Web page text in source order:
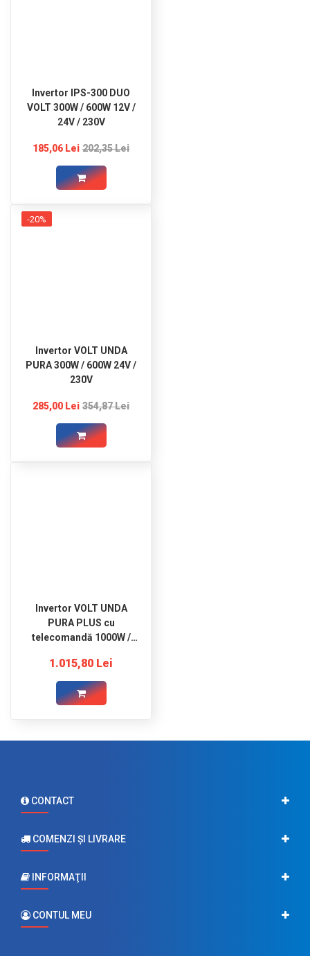
Invertor IPS-300 DUO
VOLT 300W / 600W 12V /
24V / 230V
185,06 Lei 202,35 Lei
Invertor VOLT UNDA
PURA 300W / 600W 24V /
230V
285,00 Lei 354,87 Lei
-20%
Invertor VOLT UNDA
PURA PLUS cu
telecomandă 1000W /
1.015,80 Lei
CONTACT
COMENZI ŞI LIVRARE
INFORMAŢII
CONTUL MEU